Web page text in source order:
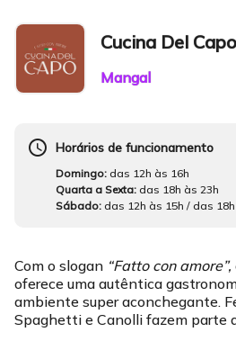
Cucina Del Capo
Mangal
schedule Horários de funcionamento
Domingo: das 12h às 16h
Quarta a Sexta: das 18h às 23h
Sábado: das 12h às 15h / das
Com o slogan “Fatto con amore”,
oferece uma autêntica
ambiente super aconchegante.
Spaghetti e Canolli fazem parte